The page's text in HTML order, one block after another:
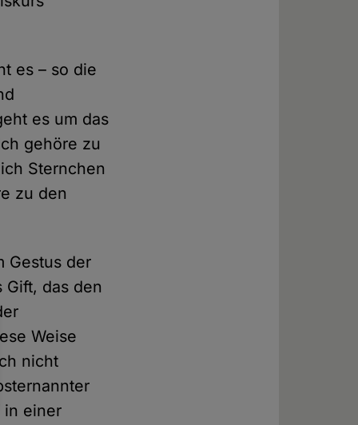
es – so die
es um das
gehöre zu
Sternchen
zu den
Gestus der
das den
Weise
nicht
in einer